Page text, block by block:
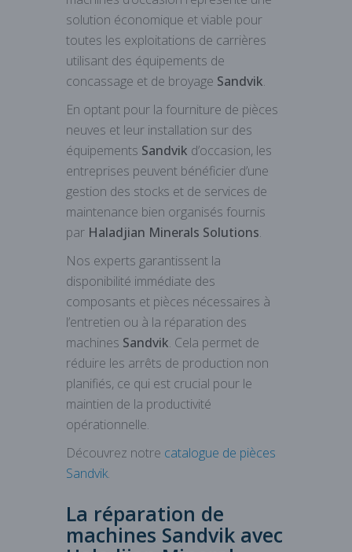
solution économique et viable pour
toutes les exploitations de carrières
utilisant des équipements de
concassage et de broyage Sandvik.
En optant pour la fourniture de pièces
neuves et leur installation sur des
équipements Sandvik d’occasion, les
entreprises peuvent bénéficier d’une
gestion des stocks et de services de
maintenance bien organisés fournis
par Haladjian Minerals Solutions.
Nos experts garantissent la
disponibilité immédiate des
composants et pièces nécessaires à
l’entretien ou à la réparation des
machines Sandvik. Cela permet de
réduire les arrêts de production non
planifiés, ce qui est crucial pour le
maintien de la productivité
opérationnelle.
Découvrez notre catalogue de pièces
Sandvik.
La réparation de
machines Sandvik avec